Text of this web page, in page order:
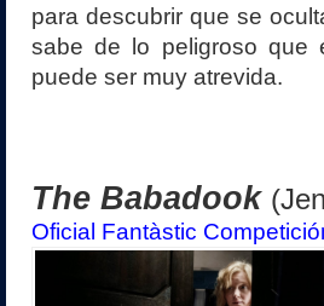
para descubrir que se
sabe de lo peligroso que
puede ser muy atrevida.
The Babadook
Oficial Fantàstic